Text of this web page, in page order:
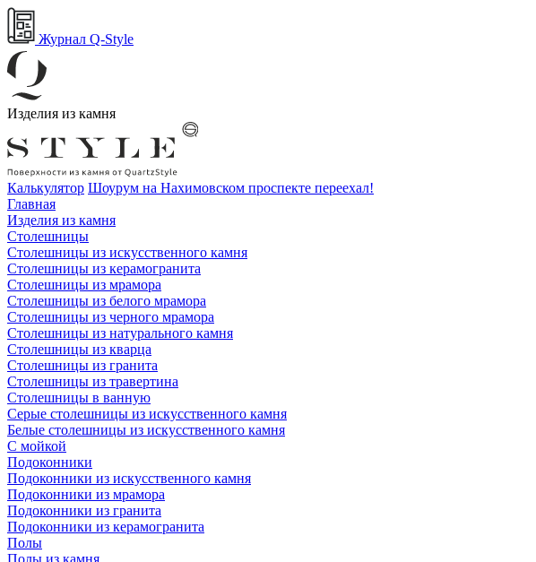
Журнал Q-Style
Изделия из камня
Калькулятор Шоурум на Нахимовском проспекте переехал!
Главная
Изделия из камня
Столешницы
Столешницы из искусственного камня
Столешницы из керамогранита
Столешницы из мрамора
Столешницы из белого мрамора
Столешницы из черного мрамора
Столешницы из натурального камня
Столешницы из кварца
Столешницы из гранита
Столешницы из травертина
Столешницы в ванную
Серые столешницы из искусственного камня
Белые столешницы из искусственного камня
С мойкой
Подоконники
Подоконники из искусственного камня
Подоконники из мрамора
Подоконники из гранита
Подоконники из керамогранита
Полы
Полы из камня